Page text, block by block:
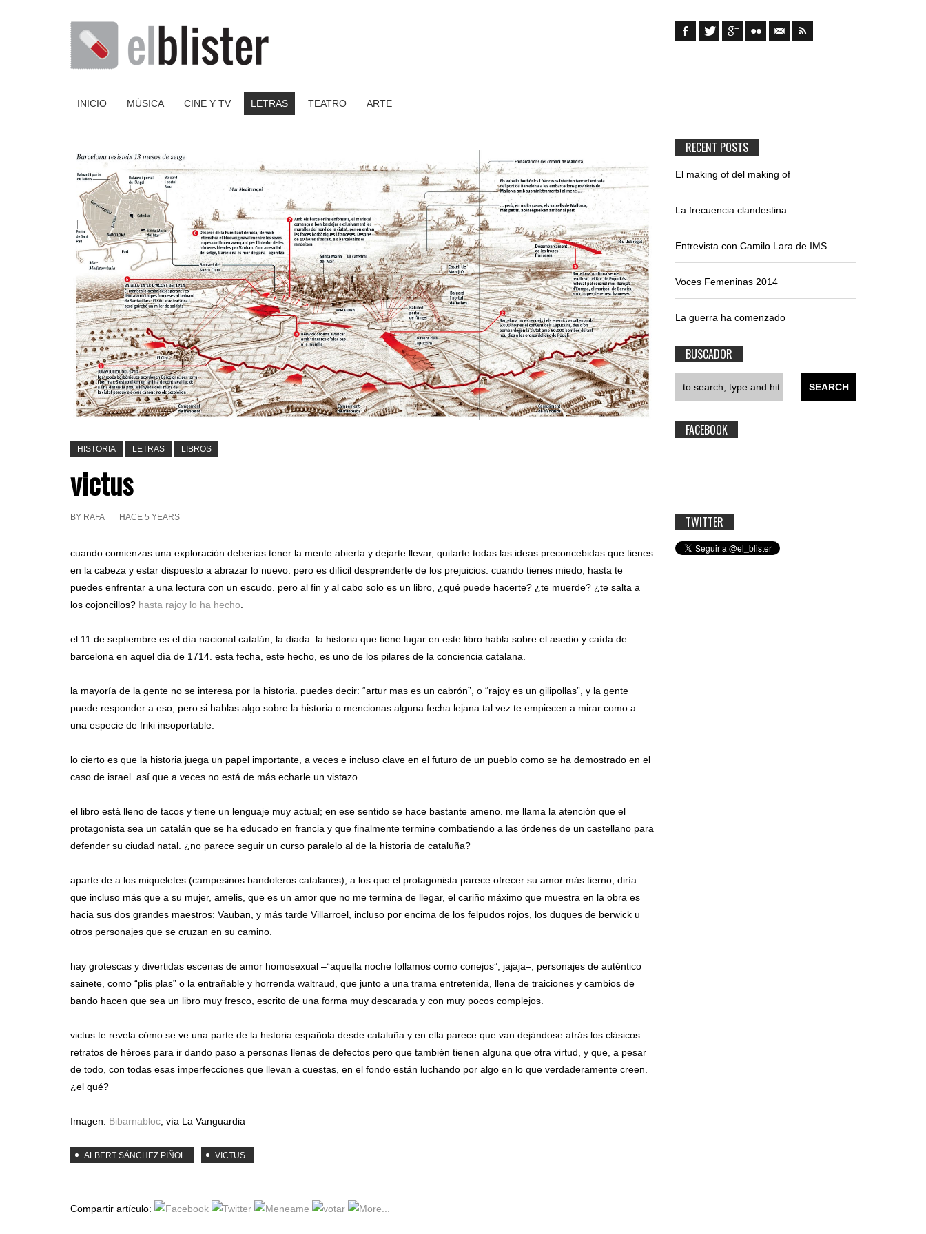
INICIO MÚSICA CINE Y TV LETRAS TEATRO ARTE
HISTORIA LETRAS LIBROS
victus
BY RAFA HACE 5 YEARS
cuando comienzas una exploración deberías tener la mente abierta y dejarte llevar, quitarte todas las ideas preconcebidas que tienes
en la cabeza y estar dispuesto a abrazar lo nuevo. pero es difícil desprenderte de los prejuicios. cuando tienes miedo, hasta te
puedes enfrentar a una lectura con un escudo. pero al fin y al cabo solo es un libro, ¿qué puede hacerte? ¿te muerde? ¿te salta a
los cojoncillos? hasta rajoy lo ha hecho.
el 11 de septiembre es el día nacional catalán, la diada. la historia que tiene lugar en este libro habla sobre el asedio y caída de
barcelona en aquel día de 1714. esta fecha, este hecho, es uno de los pilares de la conciencia catalana.
la mayoría de la gente no se interesa por la historia. puedes decir: “artur mas es un cabrón”, o “rajoy es un gilipollas”, y la gente
puede responder a eso, pero si hablas algo sobre la historia o mencionas alguna fecha lejana tal vez te empiecen a mirar como a
una especie de friki insoportable.
lo cierto es que la historia juega un papel importante, a veces e incluso clave en el futuro de un pueblo como se ha demostrado en el
caso de israel. así que a veces no está de más echarle un vistazo.
el libro está lleno de tacos y tiene un lenguaje muy actual; en ese sentido se hace bastante ameno. me llama la atención que el
protagonista sea un catalán que se ha educado en francia y que finalmente termine combatiendo a las órdenes de un castellano para
defender su ciudad natal. ¿no parece seguir un curso paralelo al de la historia de cataluña?
aparte de a los miqueletes (campesinos bandoleros catalanes), a los que el protagonista parece ofrecer su amor más tierno, diría
que incluso más que a su mujer, amelis, que es un amor que no me termina de llegar, el cariño máximo que muestra en la obra es
hacia sus dos grandes maestros: Vauban, y más tarde Villarroel, incluso por encima de los felpudos rojos, los duques de berwick u
otros personajes que se cruzan en su camino.
hay grotescas y divertidas escenas de amor homosexual –“aquella noche follamos como conejos”, jajaja–, personajes de auténtico
sainete, como “plis plas” o la entrañable y horrenda waltraud, que junto a una trama entretenida, llena de traiciones y cambios de
bando hacen que sea un libro muy fresco, escrito de una forma muy descarada y con muy pocos complejos.
victus te revela cómo se ve una parte de la historia española desde cataluña y en ella parece que van dejándose atrás los clásicos
retratos de héroes para ir dando paso a personas llenas de defectos pero que también tienen alguna que otra virtud, y que, a pesar
de todo, con todas esas imperfecciones que llevan a cuestas, en el fondo están luchando por algo en lo que verdaderamente creen.
¿el qué?
Imagen: Bibarnabloc, vía La Vanguardia
ALBERT SÁNCHEZ PIÑOL VICTUS
Compartir artículo:
RECENT POSTS
El making of del making of
La frecuencia clandestina
Entrevista con Camilo Lara de IMS
Voces Femeninas 2014
La guerra ha comenzado
BUSCADOR
FACEBOOK
TWITTER